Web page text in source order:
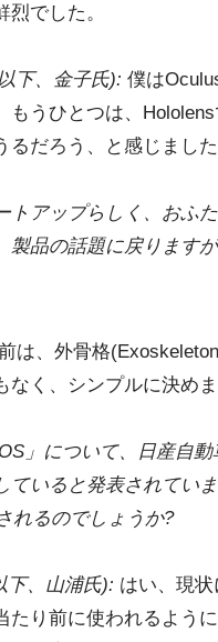
でした。
下、金子氏): 僕は
もうひとつは、
だろう、と感じました
アップらしく、おふ
製品の話題に戻ります
は、外骨格
なく、シンプルに決め
」について、日産自動
ていると発表されてい
れるのでしょうか?
下、山浦氏): はい、現
たり前に使われるよう